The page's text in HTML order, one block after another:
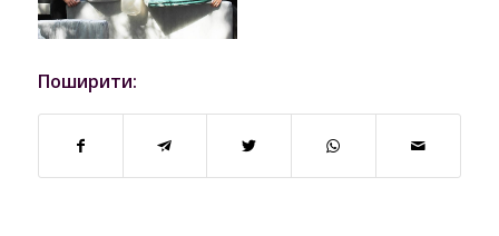
Поширити: